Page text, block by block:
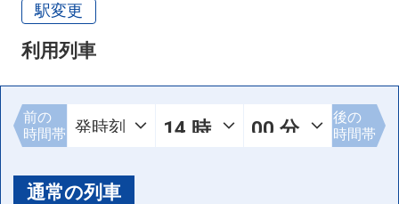
駅変更
利用列車
前の
時間帯
後の
時間帯
通常の列車